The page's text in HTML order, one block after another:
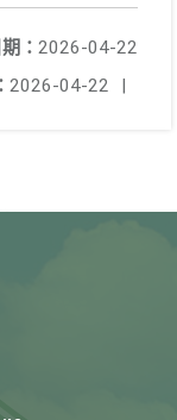
： 2026-04-22
2026-04-22 |